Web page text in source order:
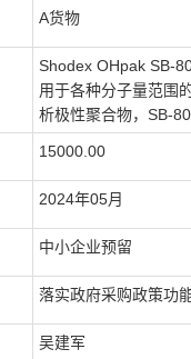
A货物
Shodex OHpak SB-
用于各种分子量范围
析极性聚合物，SB-
15000.00
2024年05月
中小企业预留
落实政府采购政策功
吴建军